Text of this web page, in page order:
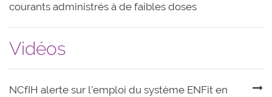
courants administrés à de faibles doses
Vidéos
NCfIH alerte sur l’emploi du système ENFit en